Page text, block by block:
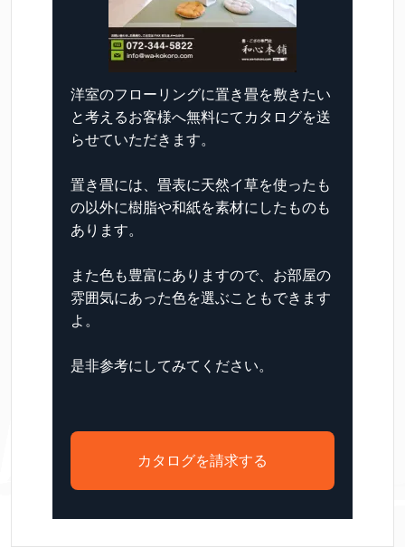
洋室のフローリングに置き畳を敷きたい
と考えるお客様へ無料にてカタログを送
らせていただきます。
置き畳には、畳表に天然イ草を使ったも
の以外に樹脂や和紙を素材にしたものも
あります。
また色も豊富にありますので、お部屋の
雰囲気にあった色を選ぶこともできます
よ。
是非参考にしてみてください。
カタログを請求する